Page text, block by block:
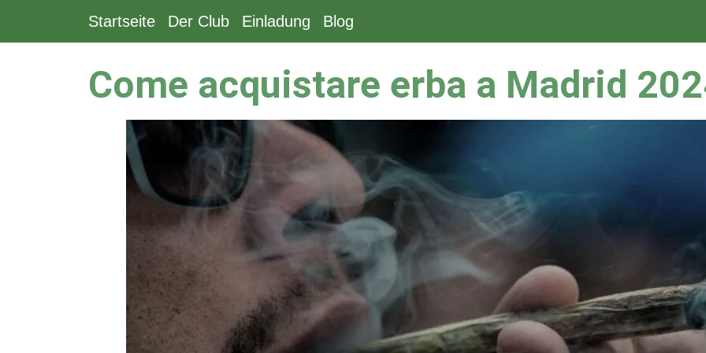
Zum
Startseite Der Club Einladung Blog
Come acquistare erba a Madrid